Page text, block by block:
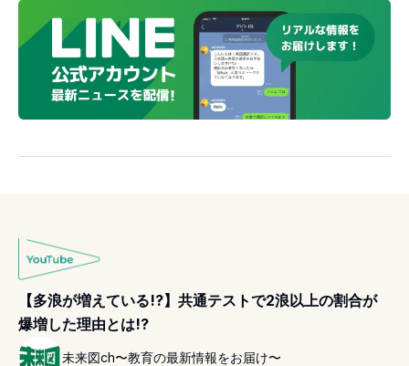
【多浪が増えている!?】共通テストで2浪以上の割合が
爆増した理由とは!?
未来図ch〜教育の最新情報をお届け〜